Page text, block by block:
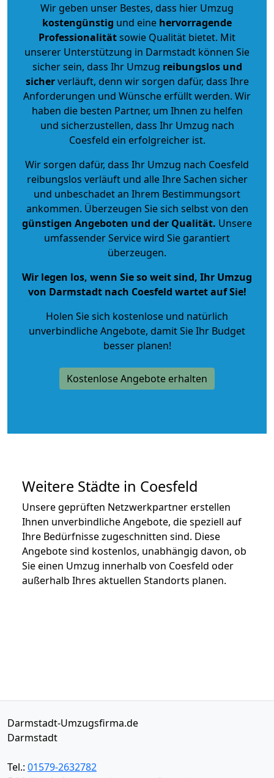
Wir geben unser Bestes, dass hier Umzug
kostengünstig und eine hervorragende
Professionalitätsowie Qualität bietet. Mit
unserer Unterstützung in Darmstadt können Sie
sicher sein, dass Ihr Umzug reibungslos und
sicherverläuft, denn wir sorgen dafür, dass Ihre
Anforderungen und Wünsche erfüllt werden. Wir
haben die besten Partner, um Ihnen zu helfen
und sicherzustellen, dass Ihr Umzug nach
Coesfeld ein erfolgreicher ist.
Wir sorgen dafür, dass Ihr Umzug nach Coesfeld
reibungslos verläuft und alle Ihre Sachen sicher
und unbeschadet an Ihrem Bestimmungsort
ankommen. Überzeugen Sie sich selbst von den
günstigen Angeboten und der Qualität. Unsere
umfassender Service wird Sie garantiert
überzeugen.
Wir legen los, wenn Sie so weit sind, Ihr Umzug
von Darmstadt nach Coesfeld wartet auf Sie!
Holen Sie sich kostenlose und natürlich
unverbindliche Angebote, damit Sie Ihr Budget
besser planen!
Kostenlose Angebote erhalten
Weitere Städte in Coesfeld
Unsere geprüften Netzwerkpartner erstellen
Ihnen unverbindliche Angebote, die speziell auf
Ihre Bedürfnisse zugeschnitten sind. Diese
Angebote sind kostenlos, unabhängig davon, ob
Sie einen Umzug innerhalb von Coesfeld oder
außerhalb Ihres aktuellen Standorts planen.
Darmstadt-Umzugsfirma.de
Darmstadt
Tel.: 01579-2632782